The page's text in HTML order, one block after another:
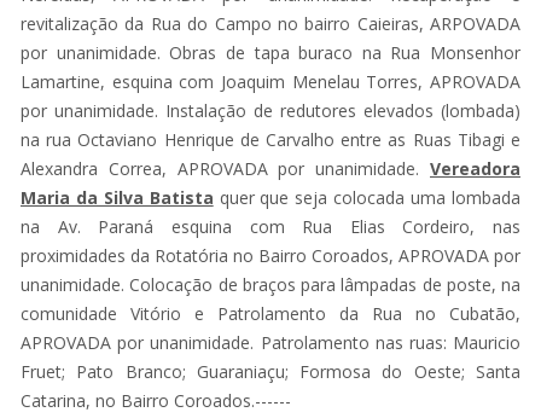
revitalização da Rua do Campo no bairro Caieiras, ARPOVADA
por unanimidade. Obras de tapa buraco na Rua Monsenhor
Lamartine, esquina com Joaquim Menelau Torres, APROVADA
por unanimidade. Instalação de redutores elevados (lombada)
na rua Octaviano Henrique de Carvalho entre as Ruas Tibagi e
Alexandra Correa, APROVADA por unanimidade. Vereadora
Maria da Silva Batista quer que seja colocada uma lombada
na Av. Paraná esquina com Rua Elias Cordeiro, nas
proximidades da Rotatória no Bairro Coroados, APROVADA por
unanimidade. Colocação de braços para lâmpadas de poste, na
comunidade Vitório e Patrolamento da Rua no Cubatão,
APROVADA por unanimidade. Patrolamento nas ruas: Mauricio
Fruet; Pato Branco; Guaraniaçu; Formosa do Oeste; Santa
Catarina, no Bairro Coroados.------